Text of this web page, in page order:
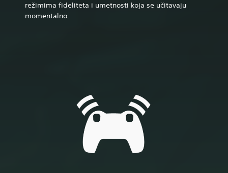
režimima fideliteta i umetnosti koja se učitavaju
momentalno.